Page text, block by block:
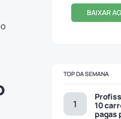
BAIXAR
TOP DA SEMANA
10
pagas